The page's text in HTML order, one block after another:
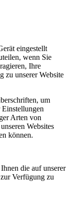
eingestellt
wenn Sie
Ihre
zu unserer Website
um
Arten von
Websites
können.
die auf unserer
Verfügung zu